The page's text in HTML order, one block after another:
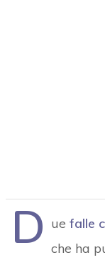
D ue falle
che ha